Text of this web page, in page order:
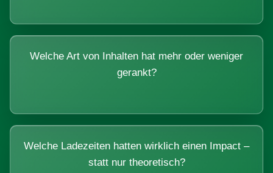
Welche Art von Inhalten hat mehr oder weniger
gerankt?
Welche Ladezeiten hatten wirklich einen Impact –
statt nur theoretisch?